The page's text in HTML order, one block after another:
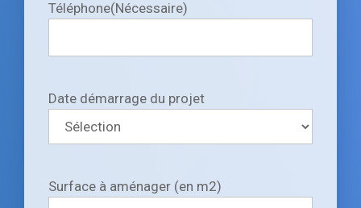
Téléphone(Nécessaire)
Date démarrage du projet
Surface à aménager (en m2)